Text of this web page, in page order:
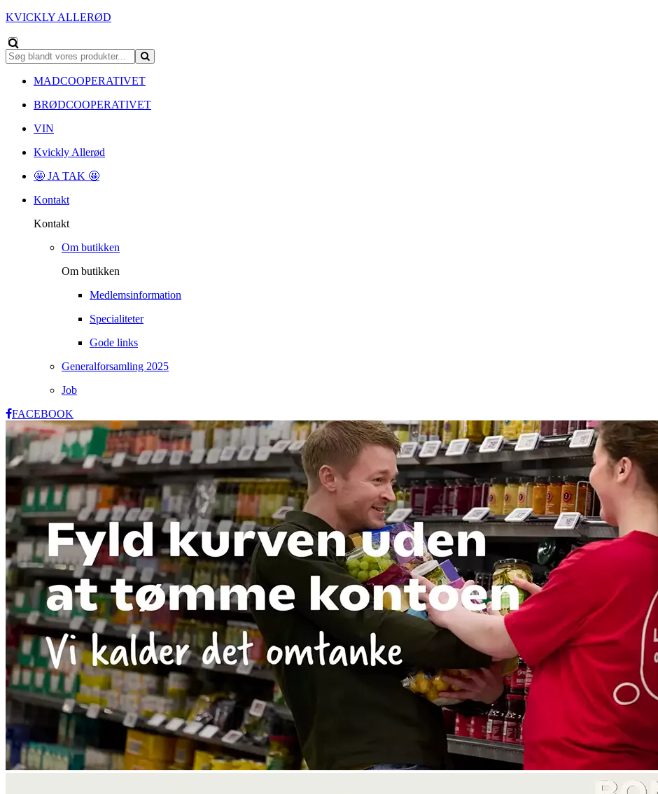
KVICKLY ALLERØD
MADCOOPERATIVET
BRØDCOOPERATIVET
VIN
Kvickly Allerød
🤩 JA TAK 🤩
Kontakt
Kontakt
Om butikken
Om butikken
Medlemsinformation
Specialiteter
Gode links
Generalforsamling 2025
Job
FACEBOOK